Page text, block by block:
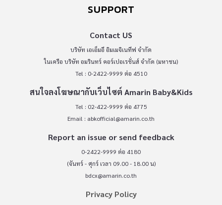
SUPPORT
Contact US
บริษัท เอเอ็มอี อิมเมจิเนทีฟ จำกัด
ในเครือ บริษัท อมรินทร์ คอร์เปอเรชั่นส์ จำกัด (มหาชน)
Tel : 0-2422-9999 ต่อ 4510
สนใจลงโฆษณากับเว็บไซต์ Amarin Baby&Kids
Tel : 02-422-9999 ต่อ 4775
Email : abkofficial@amarin.co.th
Report an issue or send feedback
0-2422-9999 ต่อ 4180
(จันทร์ - ศุกร์ เวลา 09.00 - 18.00 น)
bdcx@amarin.co.th
Privacy Policy